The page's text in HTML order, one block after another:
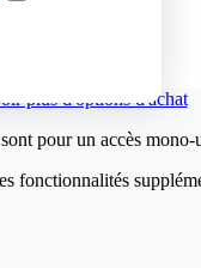
plus d'options d'achat
pour un accès mono-
fonctionnalités